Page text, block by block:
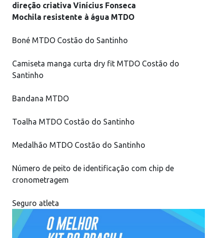
direção criativa Vinícius Fonseca
Mochila resistente à água MTDO
Boné MTDO Costão do Santinho
Camiseta manga curta dry fit MTDO Costão do
Santinho
Bandana MTDO
Toalha MTDO Costão do Santinho
Medalhão MTDO Costão do Santinho
Número de peito de identificação com chip de
cronometragem
Seguro atleta